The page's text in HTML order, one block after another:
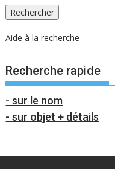
Aide à la recherche
Recherche rapide
- sur le nom
- sur objet + détails